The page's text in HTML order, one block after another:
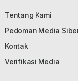
Tentang Kami
Pedoman Media
Kontak
Verifikasi Media